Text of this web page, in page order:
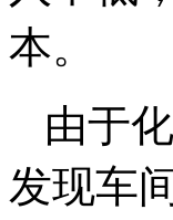
本。
由于
发现车